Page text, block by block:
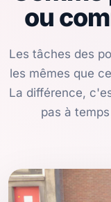
ou
Les tâches des
les mêmes que
La différence,
pas à temps